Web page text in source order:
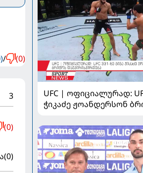
/ (0)
3
(0)
(0)
UFC | ოფიციალურად:
ჭიკაძე ჟოანდერსონ